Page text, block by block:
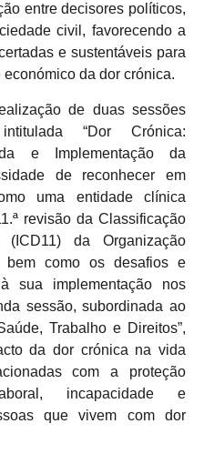
entre decisores políticos,
civil, favorecendo a
e sustentáveis para
da dor crónica.
de duas sessões
“Dor Crónica:
e Implementação da
de reconhecer em
uma entidade clínica
revisão da Classificação
(ICD11) da Organização
bem como os desafios e
sua implementação nos
sessão, subordinada ao
Trabalho e Direitos”,
da dor crónica na vida
com a proteção
incapacidade e
que vivem com dor